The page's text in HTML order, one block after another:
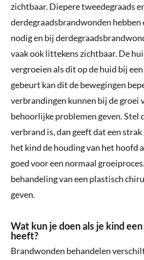
zichtbaar. Diepere tweedegraads
derdegraadsbrandwonden hebben
nodig en bij
vaak ook littekens zichtbaar. De
vergroeien als dit op de huid bij
gebeurt kan dit de bewegingen
verbrandingen kunnen bij de groei
behoorlijke problemen geven. Stel
verbrand is, dan geeft dat een strak
het kind de houding van het hoofd
goed voor een normaal
behandeling van een plastisch
geven.
Wat kun je doen als je kind
heeft?
Brandwonden behandelen